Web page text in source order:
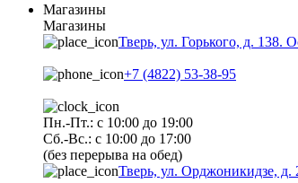
Магазины
Магазины
Тверь, ул. Горького, д. 138.
+7 (4822) 53-38-95
Пн.-Пт.: с 10:00 до 19:00
Сб.-Вс.: с 10:00 до 17:00
(без перерыва на обед)
Тверь, ул. Орджоникидзе,